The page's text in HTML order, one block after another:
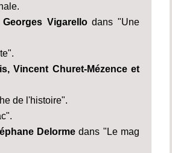
Vigarello dans "Une
Vincent Churet-Mézence et
de l'histoire".
Delorme dans "Le mag